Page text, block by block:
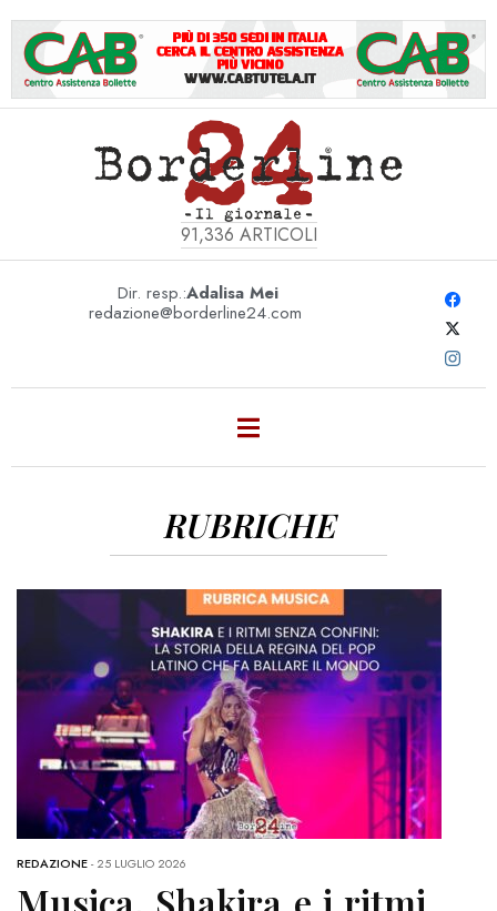
91,336 ARTICOLI
Dir. resp.:Adalisa Mei
redazione@borderline24.com
RUBRICHE
REDAZIONE-25 LUGLIO 2026
Musica, Shakira e i ritmi